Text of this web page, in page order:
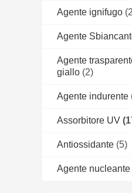
Agente ignifugo
Agente
Agente
giallo (2)
Agente indurente
Assorbitore UV
Antiossidante (5)
Agente nucleante